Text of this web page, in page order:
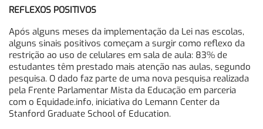
REFLEXOS POSITIVOS
Após alguns meses da implementação da Lei nas escolas,
alguns sinais positivos começam a surgir como reflexo da
restrição ao uso de celulares em sala de aula: 83% de
estudantes têm prestado mais atenção nas aulas, segundo
pesquisa. O dado faz parte de uma nova pesquisa realizada
pela Frente Parlamentar Mista da Educação em parceria
com o Equidade.info, iniciativa do Lemann Center da
Stanford Graduate School of Education.